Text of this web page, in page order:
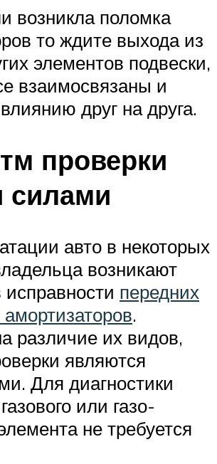
возникла поломка
то ждите выхода из
элементов подвески,
взаимосвязаны и
друг на друга.
проверки
силами
авто в некоторых
возникают
передних
.
различие их видов,
являются
Для диагностики
или газо-
не требуется